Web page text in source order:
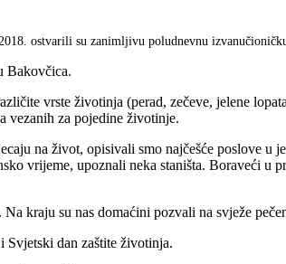
ostvarili su zanimljivu poludnevnu izvanučioničku
Bakovčica.
vrste životinja (perad, zečeve, jelene
vezanih za pojedine životinje.
na život, opisivali smo najčešće poslove u
vrijeme, upoznali neka staništa. Boraveći u
kraju su nas domaćini pozvali na svježe
Svjetski dan zaštite životinja.